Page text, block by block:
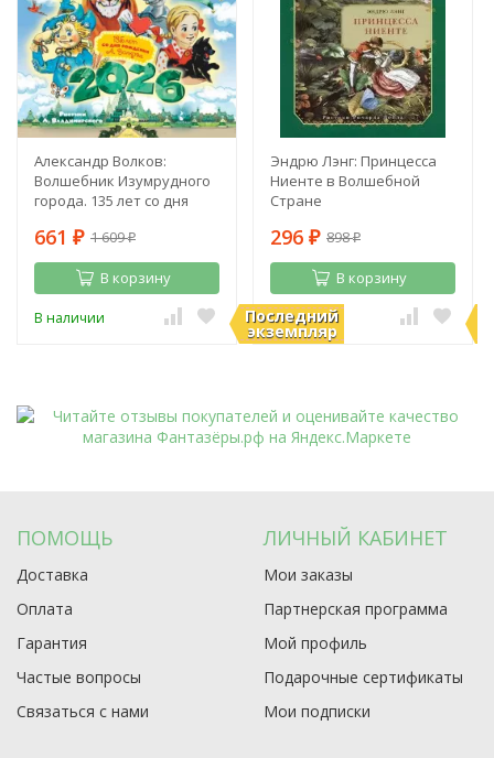
Александр Волков:
Волшебник Изумрудного
города. 135 лет со дня
661 ₽ 1 609₽
В корзину
В наличии Последний
экземпляр
Эндрю Лэнг: Принцесса
Ниенте в Волшебной
Стране
296 ₽ 898₽
В корзину
В наличии
ПОМОЩЬ
Доставка
Оплата
Гарантия
Частые вопросы
Связаться с нами
ЛИЧНЫЙ КАБИНЕТ
Мои заказы
Партнерская программа
Мой профиль
Подарочные сертификаты
Мои подписки